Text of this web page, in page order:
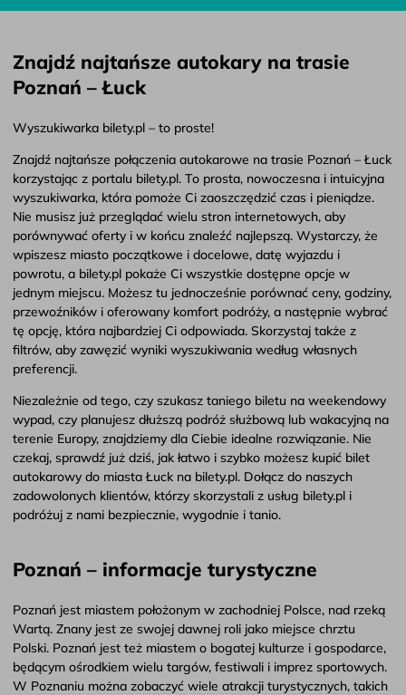
Znajdź najtańsze autokary na trasie
Poznań – Łuck
Wyszukiwarka bilety.pl – to proste!
Znajdź najtańsze połączenia autokarowe na trasie Poznań – Łuck
korzystając z portalu bilety.pl. To prosta, nowoczesna i intuicyjna
wyszukiwarka, która pomoże Ci zaoszczędzić czas i pieniądze.
Nie musisz już przeglądać wielu stron internetowych, aby
porównywać oferty i w końcu znaleźć najlepszą. Wystarczy, że
wpiszesz miasto początkowe i docelowe, datę wyjazdu i
powrotu, a bilety.pl pokaże Ci wszystkie dostępne opcje w
jednym miejscu. Możesz tu jednocześnie porównać ceny, godziny,
przewoźników i oferowany komfort podróży, a następnie wybrać
tę opcję, która najbardziej Ci odpowiada. Skorzystaj także z
filtrów, aby zawęzić wyniki wyszukiwania według własnych
preferencji.
Niezależnie od tego, czy szukasz taniego biletu na weekendowy
wypad, czy planujesz dłuższą podróż służbową lub wakacyjną na
terenie Europy, znajdziemy dla Ciebie idealne rozwiązanie. Nie
czekaj, sprawdź już dziś, jak łatwo i szybko możesz kupić bilet
autokarowy do miasta Łuck na bilety.pl. Dołącz do naszych
zadowolonych klientów, którzy skorzystali z usług bilety.pl i
podróżuj z nami bezpiecznie, wygodnie i tanio.
Poznań – informacje turystyczne
Poznań jest miastem położonym w zachodniej Polsce, nad rzeką
Wartą. Znany jest ze swojej dawnej roli jako miejsce chrztu
Polski. Poznań jest też miastem o bogatej kulturze i gospodarce,
będącym ośrodkiem wielu targów, festiwali i imprez sportowych.
W Poznaniu można zobaczyć wiele atrakcji turystycznych, takich